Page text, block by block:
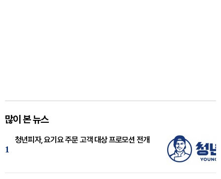
많이 본 뉴스
1
청년피자, 요기요 주문 고객 대상 프로모션 전개